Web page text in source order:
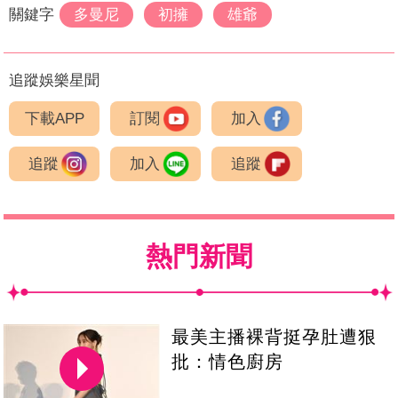
關鍵字 多曼尼 初擁 雄爺
追蹤娛樂星聞
下載APP 訂閱 加入
追蹤 加入 追蹤
熱門新聞
最美主播裸背挺孕肚遭狠
批：情色廚房